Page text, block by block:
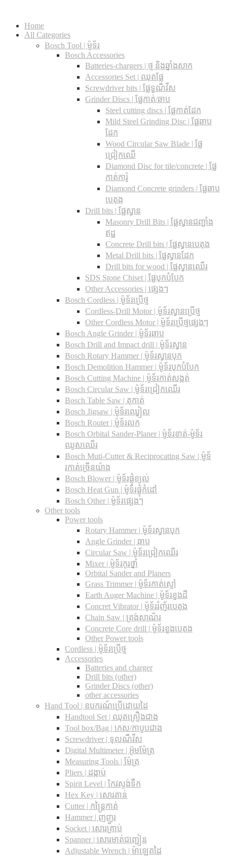
Home
All Categories
Bosch Tool | ម៉ូទ័រ
Bosch Accessories
Batteries-chargers | ថ្ម និងឆ្នាំងសាក
Accessories Set | ឈុតផ្លែ
Screwdriver bits | ផ្លែទួណឺវីស
Grinder Discs |​ ផ្លែកាត់/ឆាប
Steel cutting discs |​ ផ្លែកាត់ដែក
Mild Steel Grinding Disc | ផ្លែឆាប
ដែក
Wood Circular Saw Blade | ផ្លែ
ជ្រៀកឈើ
Diamond Disc for tile/concrete​ | ផ្លែ
កាត់ការ៉ូ
Diamond Concrete grinders | ផ្លែឆាប
បេតុង
Drill bits |​ ផ្លែស្វាន
Masonry Drill Bits |​ ផ្លែស្វានជញ្ជាំង
ឥដ្ឋ
Concrete Drill bits |​ ផ្លែស្វានបេតុង
Metal Drill bits |​ ផ្លែស្វានដែក
Drill bits for wood |​ ផ្លែស្វានឈើរ
SDS Stone Chiset |​ ផ្លែបុកបំបែក
Other Accessories | ផ្សេងៗ
Bosch Cordless | ម៉ូទ័រប្រើថ្ម
Cordless-Drill Motor | ម៉ូទ័រស្វានប្រើថ្ម
Other Cordless Motor | ម៉ូទ័រប្រើថ្មផ្សេងៗ
Bosch Angle Grinder | ម៉ូទ័រឆាប
Bosch Drill and Impact drill | ម៉ូទ័រស្វាន
Bosch Rotary Hammer | ម៉ូទ័រស្វានបុក
Bosch Demolition Hammer | ម៉ូទ័របុកបំបែក
Bosch Cutting Machine | ម៉ូទ័រកាត់សង្កត់
Bosch Circular Saw | ម៉ូទ័រជ្រៀកឈើរ
Bosch Table Saw | តុកាត់
Bosch Jigsaw | ម៉ូទ័រឈ្វៀល
Bosch Router | ម៉ូទ័រលក
Bosch Orbital Sander-Planer​ | ម៉ូទ័រខាត់-ម៉ូទ័រ
ឈូសឈើរ
Bosch Muti-Cutter & Reciprocating Saw​ | ម៉ូទ័
រកាត់ច្រើនយ៉ាង
Bosch Blower | ម៉ូទ័រផ្លុំខ្យល់
Bosch Heat Gun | ម៉ូទ័រផ្លុំកំដៅ
Bosch Other | ម៉ូទ័រផ្សេងៗ
Other tools
Power tools
Rotary Hammer | ម៉ូទ័រស្វានបុក
Angle Grinder | ឆាប
Circular Saw​ | ម៉ូទ័រជ្រៀកឈើរ
Mixer | ម៉ូទ័រកូរថ្នាំ
Orbital Sander and Planers
Grass Trimmer | ម៉ូទ័រកាត់ស្មៅ
Earth Auger Machine | ម៉ូទ័រខួងដី
Concret Vibrator | ម៉ូទ័ររំញ័របេតុង
Chain Saw | ត្រង់សាណ័រ
Concrete Core drill | ម៉ូទ័រខួងបេតុង
Other Power tools
Cordless​ | ម៉ូទ័រប្រើថ្ម
Accessories
Batteries and charger
Drill bits (other)
Grinder Discs (other)
other accessories
Hand Tool | ឧបករណ៍ប្រើដោយដៃ
Handtool Set | ឈុតគ្រឿងជាង
Tool box/Bag | កេស/កាបូបជាង
Screwdriver | ទុលណឺវីស
Digital Multimeter | អ៊ូមម៉ែត្រ
Measuring Tools | ម៉ែត្រ
Pliers | ដង្កាប់
Spirit Level | កែវស្ទង់ទឹក
Hex Key | សោរតាន់
Cutter | កន្រ្តៃកាត់
Hammer | ញញួរ
Socket | សោរគ្រាប់
Spanner |​ សោរមាត់ជញ្ជៀន
Adjustable Wrench |​ ម៉ាឡេតដៃ